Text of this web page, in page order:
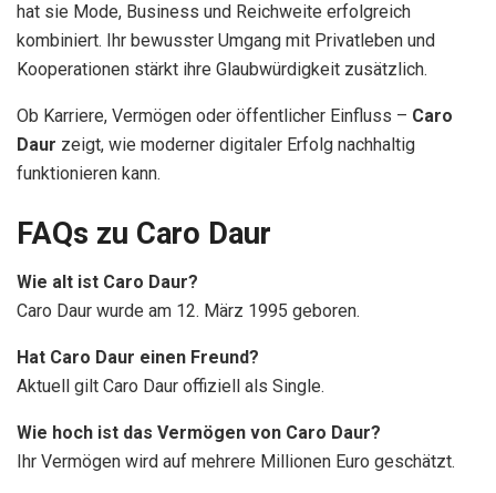
hat sie Mode, Business und Reichweite erfolgreich
kombiniert. Ihr bewusster Umgang mit Privatleben und
Kooperationen stärkt ihre Glaubwürdigkeit zusätzlich.
Ob Karriere, Vermögen oder öffentlicher Einfluss – Caro
Daur zeigt, wie moderner digitaler Erfolg nachhaltig
funktionieren kann.
FAQs zu Caro Daur
Wie alt ist Caro Daur?
Caro Daur wurde am 12. März 1995 geboren.
Hat Caro Daur einen Freund?
Aktuell gilt Caro Daur offiziell als Single.
Wie hoch ist das Vermögen von Caro Daur?
Ihr Vermögen wird auf mehrere Millionen Euro geschätzt.